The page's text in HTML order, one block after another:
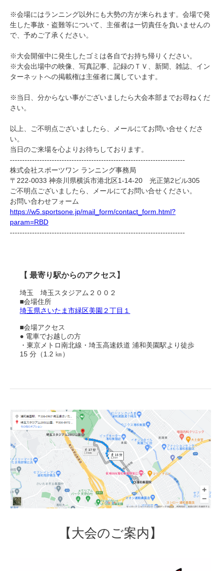
※会場にはランニング以外にも大勢の方が来られます。会場で発
生した事故・盗難等について、主催者は一切責任を負いませんの
で、予めご了承ください。
※大会開催中に発生したゴミは各自でお持ち帰りください。
※大会出場中の映像、写真記事、記録のＴＶ、新聞、雑誌、イン
ターネットへの掲載権は主催者に属しています。
※当日、分からない事がございましたら大会本部までお尋ねくだ
さい。
以上、ご不明点ございましたら、メールにてお問い合せくださ
い。
当日のご来場を心よりお待ちしております。
-----------------------------------------------------------------------
株式会社スポーツワン ランニング事務局
〒 222-0033 神奈川県横浜市港北区1-14-20 光正第2ビル305
ご不明点ございましたら、メールにてお問い合せください。
お問い合わせフォーム
https://w5.sportsone.jp/mail_form/contact_form.html?
param=RBD
-----------------------------------------------------------------------
【 最寄り駅からのアクセス】
埼玉 埼玉スタジアム２００２
■会場住所
埼玉県さいたま市緑区美園２丁目１
■会場アクセス
● 電車でお越しの方
・東京メトロ南北線・埼玉高速鉄道 浦和美園駅より徒歩
15 分（1.2 ㎞）
【大会のご案内】